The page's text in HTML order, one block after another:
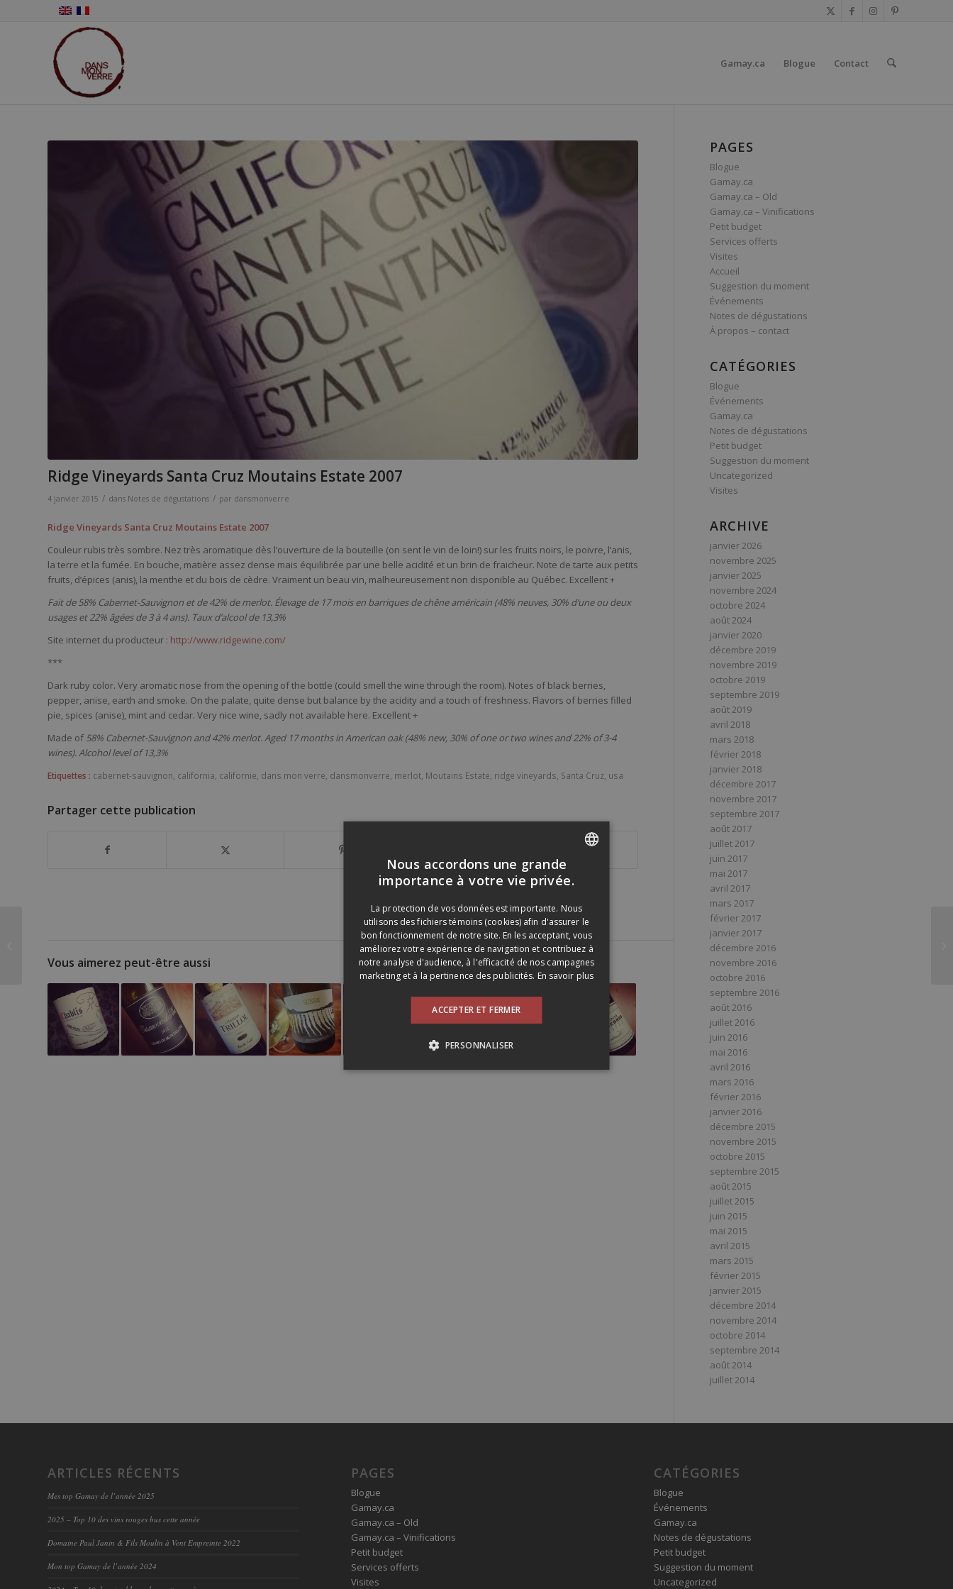
Gamay.ca Blogue Contact
Ridge Vineyards Santa Cruz Moutains Estate 2007
4 janvier 2015 / dans Notes de dégustations / par dansmonverre
Ridge Vineyards Santa Cruz Moutains Estate 2007
Couleur rubis très sombre. Nez très aromatique dès l’ouverture de la bouteille (on sent le vin de loin!) sur les fruits noirs, le poivre, l’anis,
la terre et la fumée. En bouche, matière assez dense mais équilibrée par une belle acidité et un brin de fraicheur. Note de tarte aux petits
fruits, d’épices (anis), la menthe et du bois de cèdre. Vraiment un beau vin, malheureusement non disponible au Québec. Excellent +
Fait de 58% Cabernet-Sauvignon et de 42% de merlot. Élevage de 17 mois en barriques de chêne américain (48% neuves, 30% d’une ou deux
usages et 22% âgées de 3 à 4 ans). Taux d’alcool de 13,3%
Site internet du producteur : http://www.ridgewine.com/
***
Dark ruby color. Very aromatic nose from the opening of the bottle (could smell the wine through the room). Notes of black berries,
pepper, anise, earth and smoke. On the palate, quite dense but balance by the acidity and a touch of freshness. Flavors of berries filled
pie, spices (anise), mint and cedar. Very nice wine, sadly not available here. Excellent +
Made of 58% Cabernet-Sauvignon and 42% merlot. Aged 17 months in American oak (48% new, 30% of one or two wines and 22% of 3-4
wines). Alcohol level of 13,3%
Etiquettes : cabernet-sauvignon, california, californie, dans mon verre, dansmonverre, merlot, Moutains Estate, ridge vineyards, Santa Cruz, usa
Partager cette publication
Vous aimerez peut-être aussi
PAGES
Blogue
Gamay.ca
Gamay.ca – Old
Gamay.ca – Vinifications
Petit budget
Services offerts
Visites
Accueil
Suggestion du moment
Événements
Notes de dégustations
À propos – contact
CATÉGORIES
Blogue
Événements
Gamay.ca
Notes de dégustations
Petit budget
Suggestion du moment
Uncategorized
Visites
ARCHIVE
janvier 2026
novembre 2025
janvier 2025
novembre 2024
octobre 2024
août 2024
janvier 2020
décembre 2019
novembre 2019
octobre 2019
septembre 2019
août 2019
avril 2018
mars 2018
février 2018
janvier 2018
décembre 2017
novembre 2017
septembre 2017
août 2017
juillet 2017
juin 2017
mai 2017
avril 2017
mars 2017
février 2017
janvier 2017
décembre 2016
novembre 2016
octobre 2016
septembre 2016
août 2016
juillet 2016
juin 2016
mai 2016
avril 2016
mars 2016
février 2016
janvier 2016
décembre 2015
novembre 2015
octobre 2015
septembre 2015
août 2015
juillet 2015
juin 2015
mai 2015
avril 2015
mars 2015
février 2015
janvier 2015
décembre 2014
novembre 2014
octobre 2014
septembre 2014
août 2014
juillet 2014
ARTICLES RÉCENTS
Mes top Gamay de l’année 2025
2025 – Top 10 des vins rouges bus cette année
Domaine Paul Janin & Fils Moulin à Vent Empreinte 2022
Mon top Gamay de l’année 2024
PAGES
Blogue
Gamay.ca
Gamay.ca – Old
Gamay.ca – Vinifications
Petit budget
Services offerts
Visites
CATÉGORIES
Blogue
Événements
Gamay.ca
Notes de dégustations
Petit budget
Suggestion du moment
Uncategorized
FRENCH
Nous accordons une grande
importance à votre vie privée.
La protection de vos données est importante. Nous
utilisons des fichiers témoins (cookies) afin d'assurer le
bon fonctionnement de notre site. En les acceptant, vous
améliorez votre expérience de navigation et contribuez à
notre analyse d'audience, à l'efficacité de nos campagnes
marketing et à la pertinence des publicités. En savoir plus
ACCEPTER ET FERMER
PERSONNALISER